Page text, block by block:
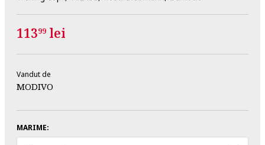
11399 lei
Vandut de
MODIVO
MARIME: